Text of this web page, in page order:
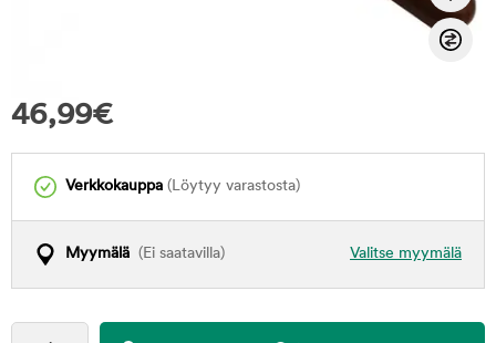
46,99€
Verkkokauppa (Löytyy varastosta)
Valitse myymälä
Myymälä (Ei saatavilla)